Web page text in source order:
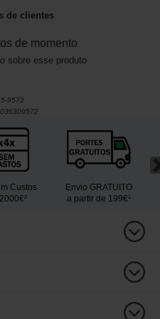
de clientes
de momento
sobre esse produto
9572
Custos
Envio GRATUITO
a partir de 199€¹